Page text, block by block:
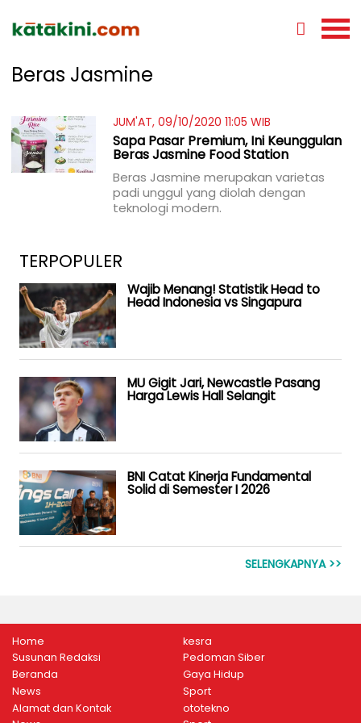
Beras Jasmine
JUM'AT, 09/10/2020 11:05 WIB
Sapa Pasar Premium, Ini Keunggulan
Beras Jasmine Food Station
Beras Jasmine merupakan varietas
padi unggul yang diolah dengan
teknologi modern.
TERPOPULER
Wajib Menang! Statistik Head to
Head Indonesia vs Singapura
MU Gigit Jari, Newcastle Pasang
Harga Lewis Hall Selangit
BNI Catat Kinerja Fundamental
Solid di Semester I 2026
SELENGKAPNYA >>
Home
Susunan Redaksi
Beranda
News
Alamat dan Kontak
kesra
Pedoman Siber
Gaya Hidup
Sport
ototekno